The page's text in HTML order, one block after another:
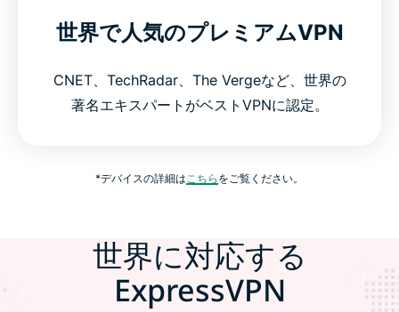
世界で人気のプレミアムVPN
CNET、TechRadar、The Vergeなど、世界の
著名エキスパートがベストVPNに認定。
*デバイスの詳細はこちら をご覧ください。
世界に対応する
ExpressVPN